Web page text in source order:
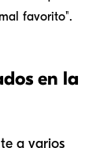
favorito".
en la
a varios